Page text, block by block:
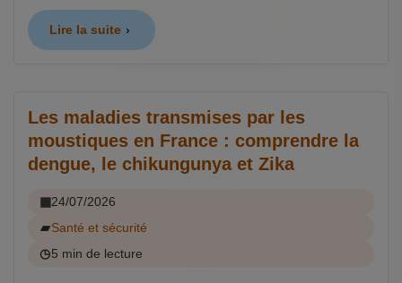
Lire la suite
Les maladies transmises par les
moustiques en France : comprendre la
dengue, le chikungunya et Zika
24/07/2026
Santé et sécurité
5 min de lecture